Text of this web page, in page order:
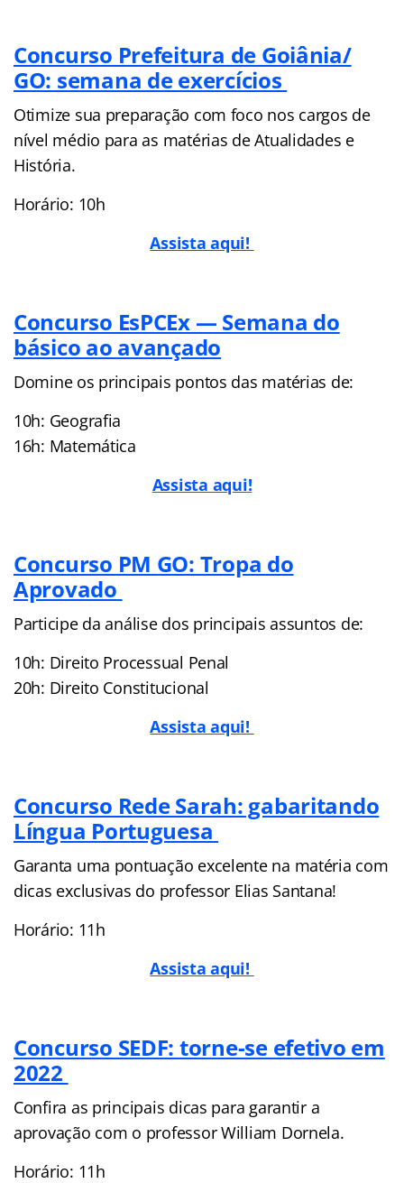
Concurso Prefeitura de Goiânia/
GO: semana de exercícios
Otimize sua preparação com foco nos cargos de
nível médio para as matérias de Atualidades e
História.
Horário: 10h
Assista aqui!
Concurso EsPCEx — Semana do
básico ao avançado
Domine os principais pontos das matérias de:
10h: Geografia
16h: Matemática
Assista aqui!
Concurso PM GO: Tropa do
Aprovado
Participe da análise dos principais assuntos de:
10h: Direito Processual Penal
20h: Direito Constitucional
Assista aqui!
Concurso Rede Sarah: gabaritando
Língua Portuguesa
Garanta uma pontuação excelente na matéria com
dicas exclusivas do professor Elias Santana!
Horário: 11h
Assista aqui!
Concurso SEDF: torne-se efetivo em
2022
Confira as principais dicas para garantir a
aprovação com o professor William Dornela.
Horário: 11h